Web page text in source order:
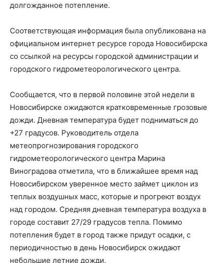
долгожданное потепление.
Соответствующая информация была опубликована на
официальном интернет ресурсе города Новосибирска
со ссылкой на ресурсы городской администрации и
городского гидрометеорологического центра.
Сообщается, что в первой половине этой недели в
Новосибирске ожидаются кратковременные грозовые
дожди. Дневная температура будет подниматься до
+27 градусов. Руководитель отдела
метеопрогнозирования городского
гидрометеорологического центра Марина
Виноградова отметила, что в ближайшее время над
Новосибирском уверенное место займет циклон из
теплых воздушных масс, которые и прогреют воздух
над городом. Средняя дневная температура воздуха в
городе составит 27/29 градусов тепла. Помимо
потепления будет в город также придут осадки, с
периодичностью в день Новосибирск ожидают
небольшие летние дожди.